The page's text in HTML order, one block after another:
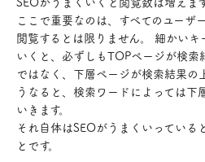
ここで重要なのは、すべてのユーザ
閲覧するとは限りません。 細かいキ
いくと、必ずしもTOPページが検
ではなく、下層ページが検索結果の
うなると、検索ワードによっては下
いきます。
それ自体はSEOがうまくいっている
とです。